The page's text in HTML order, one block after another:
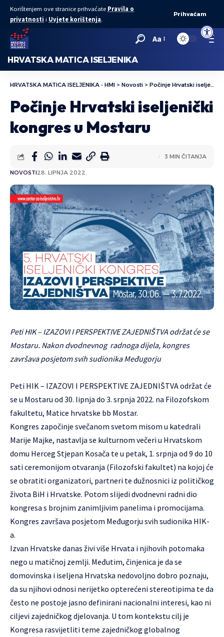
Open
Korištenjem ove stranice prihvaćate Pravila o
privatnosti i Uvjete korištenja.
Prihvaćam
Aa
HRVATSKA MATICA ISELJENIKA
HRVATSKA MATICA ISELJENIKA - HMI > Novosti > Počinje Hrvatski iseljenički kongres u Mostaru
Počinje Hrvatski iseljenički
kongres u Mostaru
NOVOSTI28. LIPNJA 2022.
3 MIN ČITANJA
Peti HIK – IZAZOVI I PERSPEKTIVE ZAJEDNIŠTVA održat će se
Mostaru. Nakon dvodnevnog radnoga dijela, kongres
završava posjetom svih sudionika Međugorju
Peti HIK – IZAZOVI I PERSPEKTIVE ZAJEDNIŠTVA održat će
se u Mostaru od 30. lipnja do 3. srpnja 2022. na Filozofskom
fakultetu, Matice hrvatske bb Mostar.
Kongres započinje svečanom svetom misom u katedrali
Marije Majke, nastavlja se kulturnom večeri u Hrvatskom
domu Herceg Stjepan Kosača te u petak, 1. srpnja od 9 do 10
sati ceremonijom otvaranja (Filozofski fakultet) na kojoj će
se obratiti organizatori, partneri te dužnosnici iz političkog
života BiH i Hrvatske. Potom slijedi dvodnevni radni dio
kongresa s brojnim zanimljivim panelima i promocijama.
Kongres završava posjetom Međugorju svih sudionika HIK-
a.
Izvan Hrvatske danas živi više Hrvata i njihovih potomaka
nego u matičnoj zemlji. Međutim, činjenica je da se
domovinska i iseljena Hrvatska nedovoljno dobro poznaju,
da su njihovi odnosi nerijetko opterećeni stereotipima te da
često ne postoje jasno definirani nacionalni interesi, kao ni
ciljevi zajedničkog djelovanja. U tom kontekstu cilj je
Kongresa rasvijetliti teme zajedničkog globalnog